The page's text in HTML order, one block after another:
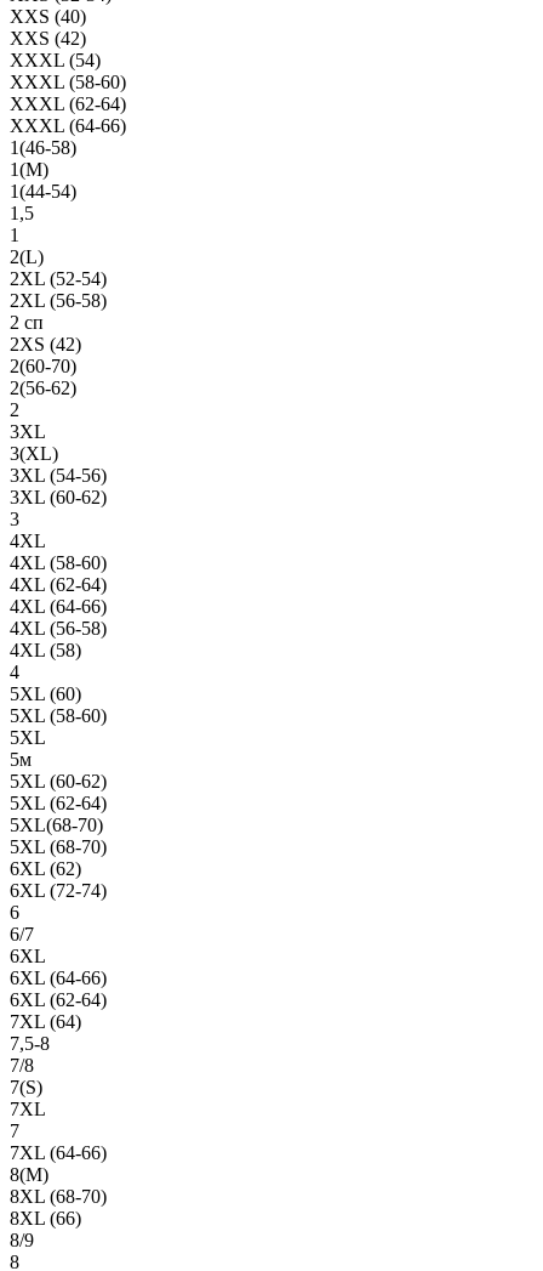
XXS (40)
XXS (42)
XXXL (54)
XXXL (58-60)
XXXL (62-64)
XXXL (64-66)
1(46-58)
1(М)
1(44-54)
1,5
1
2(L)
2XL (52-54)
2XL (56-58)
2 сп
2XS (42)
2(60-70)
2(56-62)
2
3XL
3(XL)
3XL (54-56)
3XL (60-62)
3
4XL
4XL (58-60)
4XL (62-64)
4XL (64-66)
4XL (56-58)
4XL (58)
4
5XL (60)
5XL (58-60)
5XL
5м
5XL (60-62)
5XL (62-64)
5XL(68-70)
5XL (68-70)
6XL (62)
6XL (72-74)
6
6/7
6XL
6XL (64-66)
6XL (62-64)
7XL (64)
7,5-8
7/8
7(S)
7XL
7
7XL (64-66)
8(М)
8XL (68-70)
8XL (66)
8/9
8